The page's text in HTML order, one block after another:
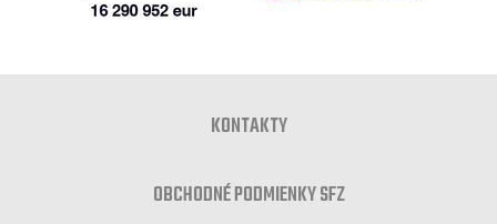
KONTAKTY
OBCHODNÉ PODMIENKY SFZ